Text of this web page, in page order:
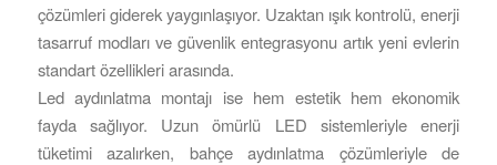
çözümleri giderek yaygınlaşıyor. Uzaktan ışık kontrolü, enerji
tasarruf modları ve güvenlik entegrasyonu artık yeni evlerin
standart özellikleri arasında.
Led aydınlatma montajı ise hem estetik hem ekonomik
fayda sağlıyor. Uzun ömürlü LED sistemleriyle enerji
tüketimi azalırken, bahçe aydınlatma çözümleriyle de